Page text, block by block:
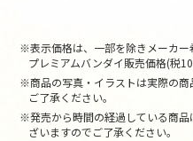
※表示価格は、一部を除きメーカー
プレミアムバンダイ販売価格(税
※商品の写真・イラストは実際の
ご了承ください。
※発売から時間の経過している商
ざいますのでご了承ください。